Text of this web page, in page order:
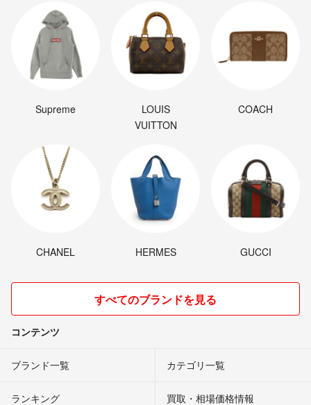
Supreme
LOUIS
VUITTON
COACH
CHANEL HERMES GUCCI
すべてのブランドを見る
コンテンツ
ブランド一覧 カテゴリ一覧
ランキング 買取・相場価格情報